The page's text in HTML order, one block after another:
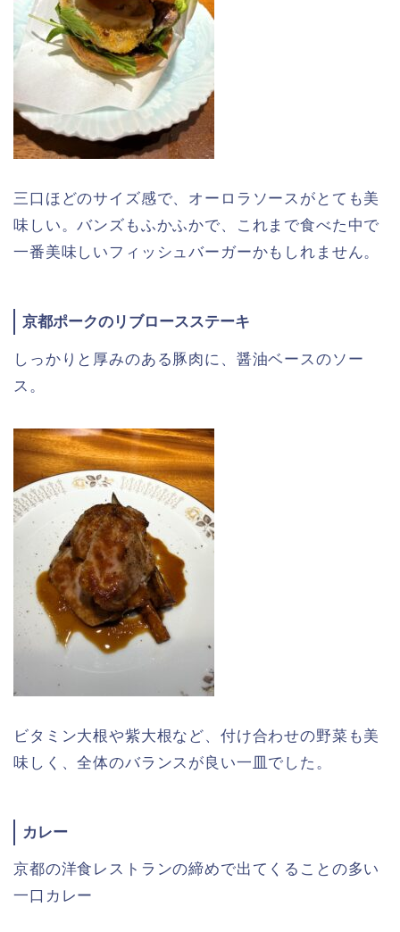
三口ほどのサイズ感で、オーロラソースがとても美
味しい。バンズもふかふかで、これまで食べた中で
一番美味しいフィッシュバーガーかもしれません。
京都ポークのリブロースステーキ
しっかりと厚みのある豚肉に、醤油ベースのソー
ス。
ビタミン大根や紫大根など、付け合わせの野菜も美
味しく、全体のバランスが良い一皿でした。
カレー
京都の洋食レストランの締めで出てくることの多い
一口カレー